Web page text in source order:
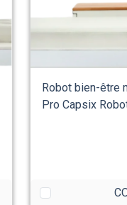
Robot bien-être
Pro Capsix